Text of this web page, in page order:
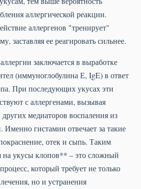
аллергической реакции.
аллергенов "тренирует"
заставляя ее реагировать сильнее.
заключается в выработке
(иммуноглобулина Е, IgE) в ответ
При последующих укусах эти
с аллергенами, вызывая
медиаторов воспаления из
гистамин отвечает за такие
отек и сыпь. Таким
на укусы клопов** – это сложный
который требует не только
но и устранения